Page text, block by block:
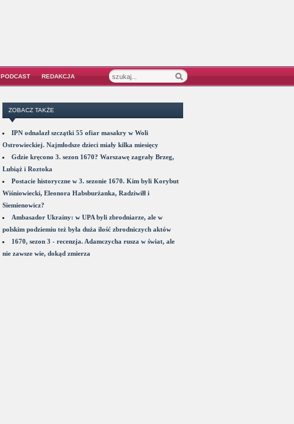
PODCAST REDAKCJA
ZOBACZ TAKŻE
IPN odnalazł szczątki 55 ofiar masakry w Woli
Ostrowieckiej. Najmłodsze dzieci miały kilka miesięcy
Gdzie kręcono 3. sezon 1670? Warszawę zagrały Brzeg,
Lubiąż i Roztoka
Postacie historyczne w 3. sezonie 1670. Kim byli Korybut
Wiśniowiecki, Eleonora Habsburżanka, Radziwiłł i
Siemienowicz?
Ambasador Ukrainy: w UPA byli zbrodniarze, ale w
polskim podziemiu też była duża ilość zbrodniczych aktów
1670, sezon 3 - recenzja. Adamczycha rusza w świat, ale
nie zawsze wie, dokąd zmierza